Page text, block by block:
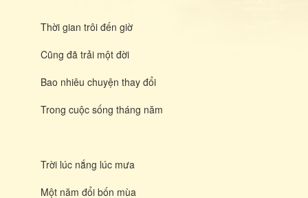
Thời gian trôi đến giờ
Cũng đã trải một đời
Bao nhiêu chuyện thay đổi
Trong cuộc sống tháng năm
Trời lúc nắng lúc mưa
Một năm đổi bốn mùa